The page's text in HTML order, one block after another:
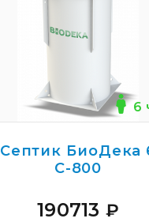
6
Септик БиоДека
С-800
190713 ₽